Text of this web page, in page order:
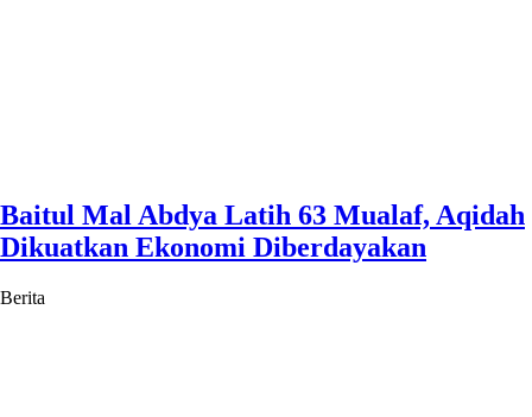
Baitul Mal Abdya Latih 63 Mualaf, Aqidah
Dikuatkan Ekonomi Diberdayakan
Berita